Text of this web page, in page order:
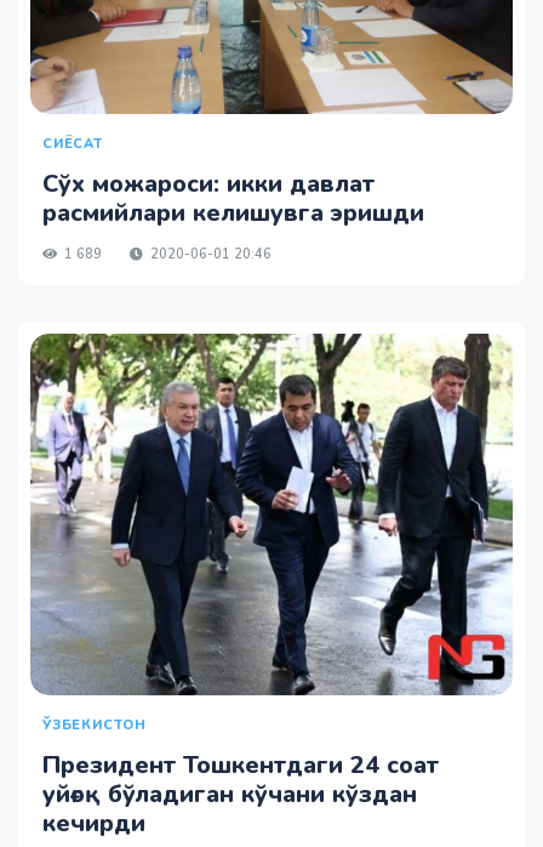
СИЁСАТ
Сўх можароси: икки давлат
расмийлари келишувга эришди
1 689 2020-06-01 20:46
ЎЗБЕКИСТОН
Президент Тошкентдаги 24 соат
уйғоқ бўладиган кўчани кўздан
кечирди